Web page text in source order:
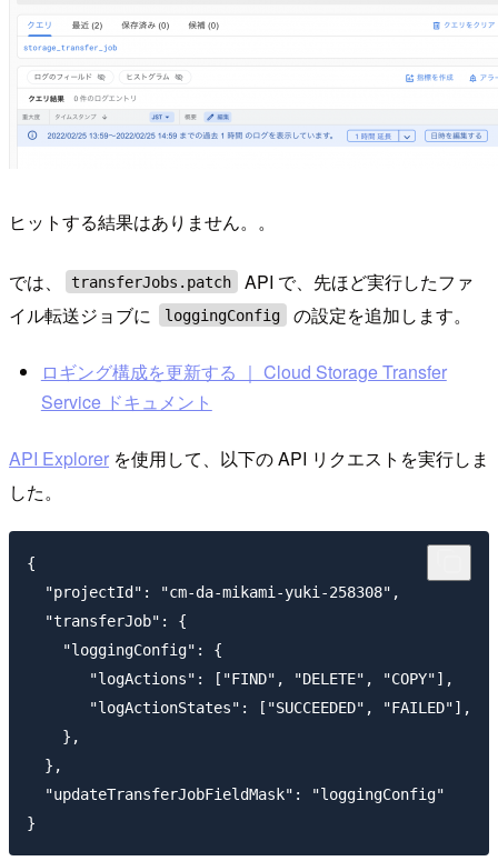
ヒットする結果はありません。。
では、 transferJobs.patch
API で、先ほど実行したファ
イル転送ジョブに
loggingConfig の設定を追加します。
ロギング構成を更新する ｜ Cloud Storage Transfer
Service ドキュメント
API Explorer を使用して、以下の API リクエストを実行しま
した。
{
  "projectId": "cm-da-mikami-yuki-258308",
  "transferJob": {
    "loggingConfig": {
       "logActions": ["FIND", "DELETE", "COPY"],
       "logActionStates": ["SUCCEEDED", "FAILED"],
    },
  },
  "updateTransferJobFieldMask": "loggingConfig"